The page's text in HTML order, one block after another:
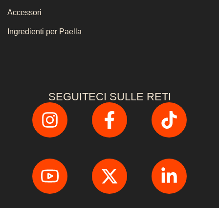
Accessori
Ingredienti per Paella
SEGUITECI SULLE RETI